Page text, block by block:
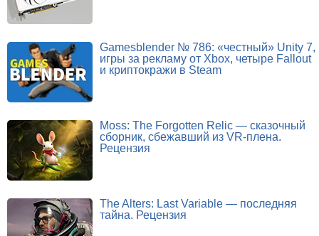
Gamesblender № 786: «честный» Unity 7,
игры за рекламу от Xbox, четыре Fallout
и криптокражи в Steam
Moss: The Forgotten Relic — сказочный
сборник, сбежавший из VR-плена.
Рецензия
The Alters: Last Variable — последняя
тайна. Рецензия